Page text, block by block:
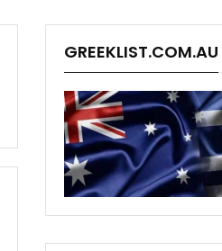
GREEKLIST.COM.AU